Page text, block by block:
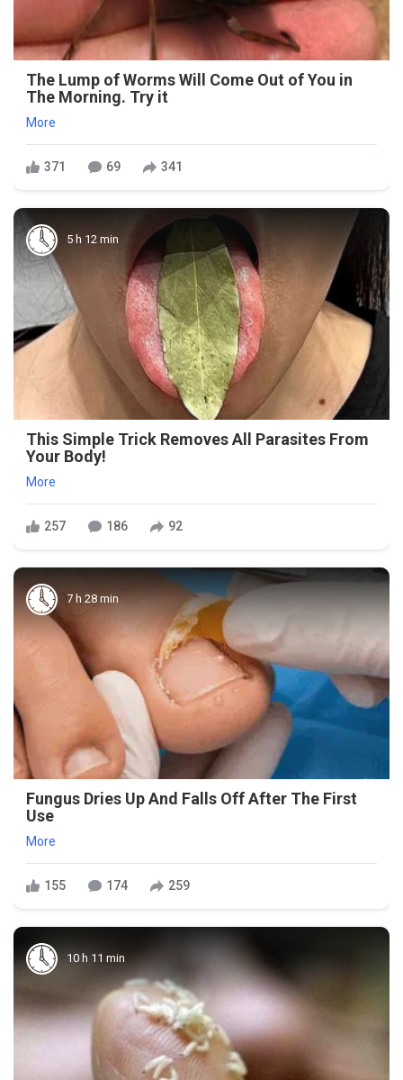
The Lump of Worms Will Come Out of You in
The Morning. Try it
More
371 69 341
5 h 12 min
This Simple Trick Removes All Parasites From
Your Body!
More
257 186 92
7 h 28 min
Fungus Dries Up And Falls Off After The First
Use
More
155 174 259
10 h 11 min